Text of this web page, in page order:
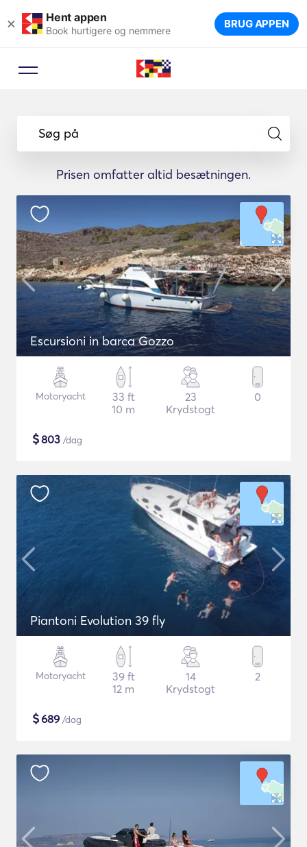
× Hent appen
Book hurtigere og nemmere BRUG APPEN
Søg på
Prisen omfatter altid besætningen.
Escursioni in barca Gozzo
Motoryacht
33 ft
10 m
23
Krydstogt
0
$803 /dag
Piantoni Evolution 39 fly
Motoryacht
39 ft
12 m
14
Krydstogt
2
$689 /dag